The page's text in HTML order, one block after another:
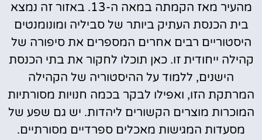
מהעיר מאז הקמתה במאה ה-13. באזור זה נמצא
בית הכנסת העתיק ביותר של סביליה ומונומנטים
היסטוריים רבים אחרים המספרים את סיפורה של
קהילה ייחודית זו. כאן תוכלו לחקור את בתי הכנסת
הישנים, ללמוד על ההיסטוריה של הקהילה
המרתקת הזו, ואפילו לבקר בכמה חנויות מסורתיות
המוכרות מוצרים הקשורים ליהדות. יש גם שפע של
מסעדות המגישות מאכלים ספרדיים מסורתיים.